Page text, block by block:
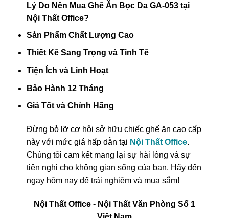
Lý Do Nên Mua Ghế Ăn Bọc Da GA-053 tại
Nội Thất Office?
Sản Phẩm Chất Lượng Cao
Thiết Kế Sang Trọng và Tinh Tế
Tiện Ích và Linh Hoạt
Bảo Hành 12 Tháng
Giá Tốt và Chính Hãng
Đừng bỏ lỡ cơ hội sở hữu chiếc ghế ăn cao cấp
này với mức giá hấp dẫn tại Nội Thất Office.
Chúng tôi cam kết mang lại sự hài lòng và sự
tiện nghi cho không gian sống của bạn. Hãy đến
ngay hôm nay để trải nghiệm và mua sắm!
Nội Thất Office - Nội Thất Văn Phòng Số 1